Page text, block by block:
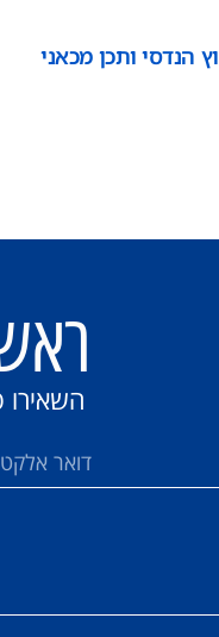
הנדסי ותכן מכאני
השאירו